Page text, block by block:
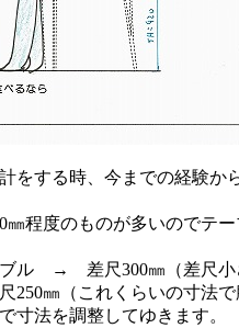
をする時、今までの経験か
㎜程度のものが多いのでテ
ル → 差尺300㎜（差尺小
㎜（これくらいの寸法で
寸法を調整してゆきます。